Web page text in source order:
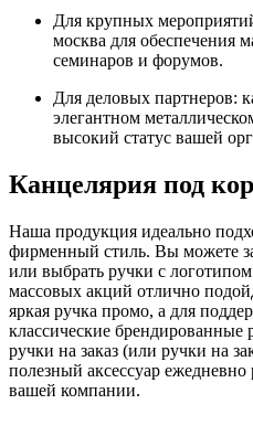
Для крупных
москва для обеспечения
семинаров и форумов.
Для деловых партнеров:
элегантном
высокий статус вашей
Канцелярия под
Наша продукция идеально
фирменный стиль. Вы можете
или выбрать ручки с
массовых акций отлично
яркая ручка промо, а для
классические
ручки на заказ (или ручки на
полезный аксессуар ежедневно
вашей компании.